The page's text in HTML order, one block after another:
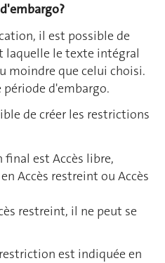
il est possible de
laquelle le texte intégral
moindre que celui choisi.
période d'embargo.
de créer les restrictions
final est Accès libre,
Accès restreint ou Accès
restreint, il ne peut se
est indiquée en